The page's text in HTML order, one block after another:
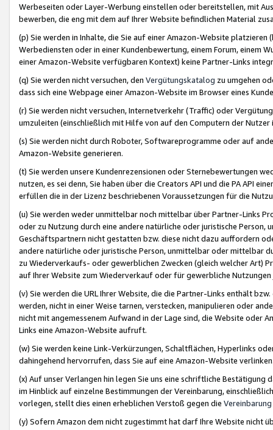
Werbeseiten oder Layer-Werbung einstellen oder bereitstellen, mit
bewerben, die eng mit dem auf Ihrer Website befindlichen Material
(p) Sie werden in Inhalte, die Sie auf einer Amazon-Website
Werbediensten oder in einer Kundenbewertung, einem Forum, einem
einer Amazon-Website verfügbaren Kontext) keine Partner-Links
(q) Sie werden nicht versuchen, den Vergütungskatalog zu umgehen
dass sich eine Webpage einer Amazon-Website im Browser eines
(r) Sie werden nicht versuchen, Internetverkehr (Traffic) oder
umzuleiten (einschließlich mit Hilfe von auf den Computern der
(s) Sie werden nicht durch Roboter, Softwareprogramme oder auf
Amazon-Website generieren.
(t) Sie werden unsere Kundenrezensionen oder Sternebewertungen
nutzen, es sei denn, Sie haben über die Creators API und die PA API
erfüllen die in der Lizenz beschriebenen Voraussetzungen für die
(u) Sie werden weder unmittelbar noch mittelbar über Partner-Links
oder zu Nutzung durch eine andere natürliche oder juristische
Geschäftspartnern nicht gestatten bzw. diese nicht dazu auffordern
andere natürliche oder juristische Person, unmittelbar oder mittelbar
zu Wiederverkaufs- oder gewerblichen Zwecken (gleich welcher Art)
auf Ihrer Website zum Wiederverkauf oder für gewerbliche
(v) Sie werden die URL Ihrer Website, die die Partner-Links enthält
werden, nicht in einer Weise tarnen, verstecken, manipulieren oder
nicht mit angemessenem Aufwand in der Lage sind, die Website oder
Links eine Amazon-Website aufruft.
(w) Sie werden keine Link-Verkürzungen, Schaltflächen, Hyperlinks
dahingehend hervorrufen, dass Sie auf eine Amazon-Website
(x) Auf unser Verlangen hin legen Sie uns eine schriftliche
im Hinblick auf einzelne Bestimmungen der Vereinbarung,
vorlegen, stellt dies einen erheblichen Verstoß gegen die Vereinbarung
(y) Sofern Amazon dem nicht zugestimmt hat darf Ihre Website nicht